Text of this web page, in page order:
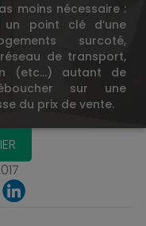
moins nécessaire :
point clé d’une
surcoté,
de transport,
(etc…) autant de
sur une
du prix de vente.